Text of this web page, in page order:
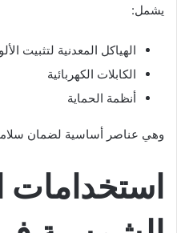
يشمل:
الهياكل المعدنية لتثبيت
الكابلات الكهربائية
أنظمة الحماية
وهي عناصر أساسية لضمان
استخدامات